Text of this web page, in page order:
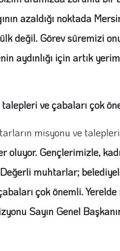
azaldığı noktada
değil. Görev süremizi
aydınlığı için artık
ve çabaları çok
misyonu ve
oluyor. Gençlerimizle,
muhtarlar;
çok önemli. Yerelde
Sayın Genel